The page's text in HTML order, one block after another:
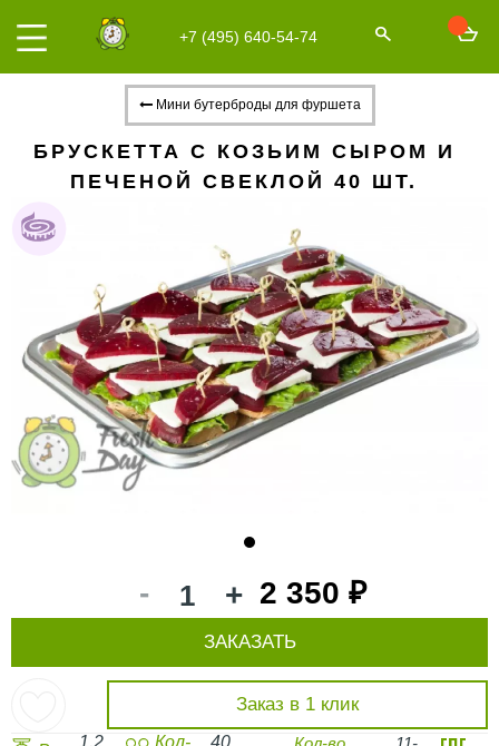
+7 (495) 640-54-74
Мини бутерброды для фуршета
БРУСКЕТТА С КОЗЬИМ СЫРОМ И
ПЕЧЕНОЙ СВЕКЛОЙ 40 ШТ.
- + 2 350 ₽
Заказ в 1 клик
ЗАКАЗАТЬ
1,2
Кол-
40